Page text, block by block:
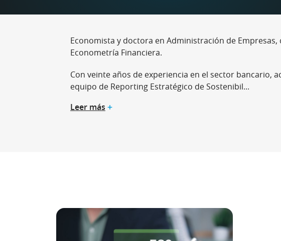
Economista y doctora en Administración de Empresas,
Econometría Financiera.
Con veinte años de experiencia en el sector bancario,
equipo de Reporting Estratégico de Sostenibil...
Leer más